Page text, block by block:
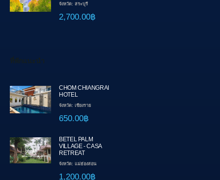
จังหวัด: สระบุรี
2,700.00฿
ที่พักแนะนำ
CHOM CHIANGRAI
HOTEL
จังหวัด: เชียงราย
650.00฿
BETEL PALM
VILLAGE - CASA
RETREAT
จังหวัด: แม่ฮ่องสอน
1,200.00฿